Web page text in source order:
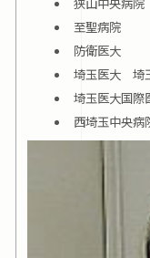
至聖病院
防衛医大
埼玉医大 埼
埼玉医大国際
西埼玉中央病